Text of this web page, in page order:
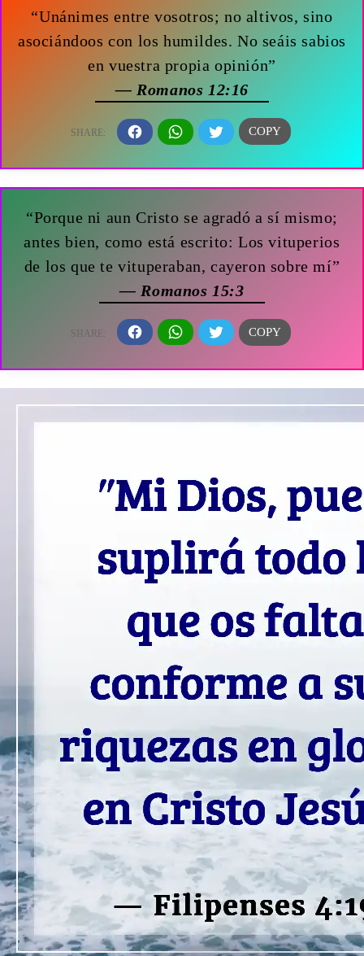
“Unánimes entre vosotros; no altivos, sino
asociándoos con los humildes. No seáis sabios
en vuestra propia opinión”
— Romanos 12:16
“Porque ni aun Cristo se agradó a sí mismo;
antes bien, como está escrito: Los vituperios
de los que te vituperaban, cayeron sobre mí”
— Romanos 15:3